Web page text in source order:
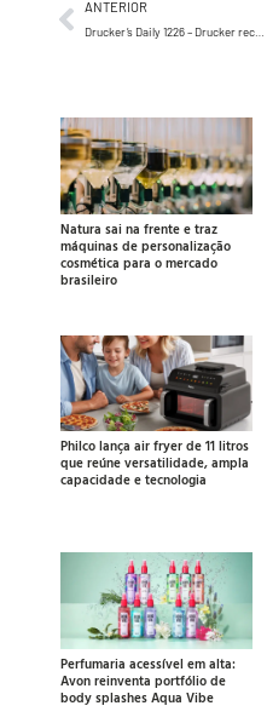
ANTERIOR
Drucker’s Daily 1226 – Drucker recomenda que todos os profissionais de uma empresa…
Natura sai na frente e traz
máquinas de personalização
cosmética para o mercado
brasileiro
Philco lança air fryer de 11 litros
que reúne versatilidade, ampla
capacidade e tecnologia
Perfumaria acessível em alta:
Avon reinventa portfólio de
body splashes Aqua Vibe